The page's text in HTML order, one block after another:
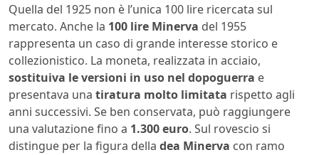
Quella del 1925 non è l’unica 100 lire ricercata sul
mercato. Anche la 100 lire Minerva del 1955
rappresenta un caso di grande interesse storico e
collezionistico. La moneta, realizzata in acciaio,
sostituiva le versioni in uso nel dopoguerra e
presentava una tiratura molto limitata rispetto agli
anni successivi. Se ben conservata, può raggiungere
una valutazione fino a 1.300 euro. Sul rovescio si
distingue per la figura della dea Minerva con ramo